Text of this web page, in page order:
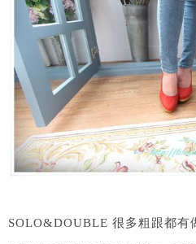
SOLO&DOUBLE 很多粗跟都有